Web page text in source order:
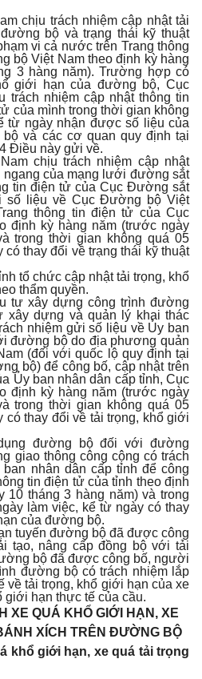
chịu trách nhiệm cập nhật tải
bộ và trạng thái kỹ thuật
vi cả nước trên Trang thông
bộ Việt Nam theo định kỳ hàng
3 hàng năm). Trường hợp có
giới hạn của đường bộ, Cục
trách nhiệm cập nhật thông tin
của mình trong thời gian không
từ ngày nhận được số liệu của
và các cơ quan quy định tại
Điều này gửi về.
chịu trách nhiệm cập nhật
của mạng lưới đường sắt
tin điện tử của Cục Đường sắt
số liệu về Cục Đường bộ Việt
thông tin điện tử của Cục
định kỳ hàng năm (trước ngày
trong thời gian không quá 05
thay đổi về trạng thái kỹ thuật
tổ chức cập nhật tải trọng, khổ
thẩm quyền.
tư xây dựng công trình đường
xây dựng và quản lý khai thác
nhiệm gửi số liệu về Ủy ban
đường bộ do địa phương quản
(đối với quốc lộ quy định tại
bộ) để công bố, cập nhật trên
Ủy ban nhân dân cấp tỉnh, Cục
định kỳ hàng năm (trước ngày
trong thời gian không quá 05
có thay đổi về tải trọng, khổ giới
đường bộ đối với đường
giao thông công cộng có trách
nhân dân cấp tỉnh để công
tin điện tử của tỉnh theo định
10 tháng 3 hàng năm) và trong
làm việc, kể từ ngày có thay
của đường bộ.
tuyến đường bộ đã được công
tạo, nâng cấp đồng bộ với tải
bộ đã được công bố, người
đường bộ có trách nhiệm lắp
về tải trọng, khổ giới hạn của xe
giới hạn thực tế của cầu.
XE QUÁ KHỔ GIỚI HẠN, XE
XÍCH TRÊN ĐƯỜNG BỘ
khổ giới hạn, xe quá tải trọng